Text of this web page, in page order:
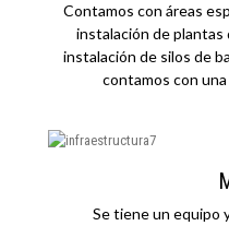
Contamos con áreas
instalación de plantas
instalación de silos de
contamos con
Se tiene un equipo